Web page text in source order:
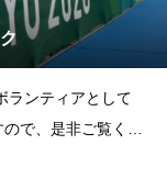
ランティアとして
で、是非ご覧くだ